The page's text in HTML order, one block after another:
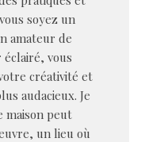
soyez un
amateur de
vous
créativité et
audacieux. Je
maison peut
un lieu où